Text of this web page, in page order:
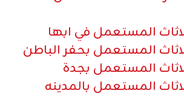
المستعمل في ابها
المستعمل بحفر الباطن
المستعمل بجدة
المستعمل بالمدينه